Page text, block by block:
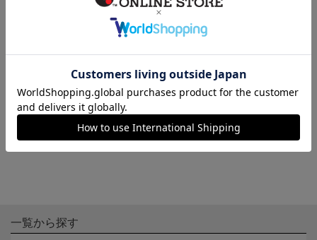
ソロキャン・アウトドアテーブ
ル
4,400円
一覧から探す